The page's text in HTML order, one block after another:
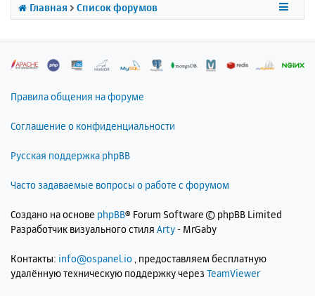
Главная Список форумов
Правила общения на форуме
Соглашение о конфиденциальности
Русская поддержка phpBB
Часто задаваемые вопросы о работе с форумом
Создано на основе phpBB® Forum Software © phpBB Limited
Разработчик визуального стиля Arty- MrGaby
Контакты: info@ospanel.io , предоставляем бесплатную
удалённую техническую поддержку через TeamViewer